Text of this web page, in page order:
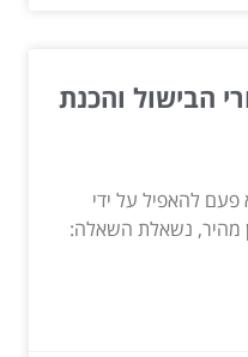
הבישול והכנת
להאפיל על ידי
מהיר, נשאלת השאלה: